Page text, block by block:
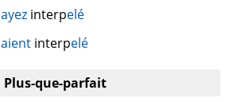
ayez interpelé
aient interpelé
Plus-que-parfait